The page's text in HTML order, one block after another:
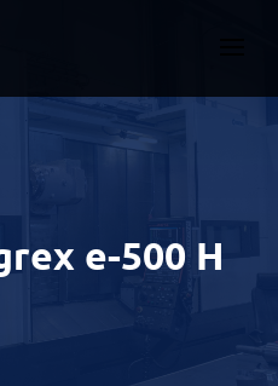
e-500 H